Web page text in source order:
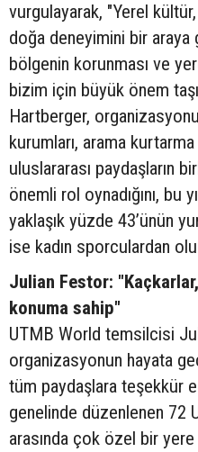
vurgulayarak, "Yerel
doğa deneyimini bir araya
bölgenin korunması ve
bizim için büyük önem
Hartberger,
kurumları, arama
uluslararası paydaşların
önemli rol oynadığını, bu
yaklaşık yüzde 43’ünün
ise kadın sporculardan
Julian Festor:
konuma sahip"
UTMB World temsilcisi
organizasyonun hayata
tüm paydaşlara teşekkür
genelinde düzenlenen 72
arasında çok özel bir